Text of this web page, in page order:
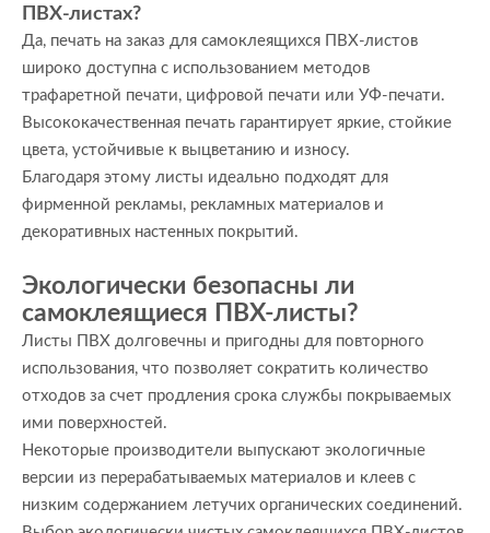
ПВХ-листах?
Да, печать на заказ для самоклеящихся ПВХ-листов
широко доступна с использованием методов
трафаретной печати, цифровой печати или УФ-печати.
Высококачественная печать гарантирует яркие, стойкие
цвета, устойчивые к выцветанию и износу.
Благодаря этому листы идеально подходят для
фирменной рекламы, рекламных материалов и
декоративных настенных покрытий.
Экологически безопасны ли
самоклеящиеся ПВХ-листы?
Листы ПВХ долговечны и пригодны для повторного
использования, что позволяет сократить количество
отходов за счет продления срока службы покрываемых
ими поверхностей.
Некоторые производители выпускают экологичные
версии из перерабатываемых материалов и клеев с
низким содержанием летучих органических соединений.